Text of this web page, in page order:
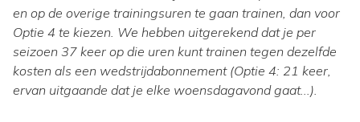
en op de overige trainingsuren te gaan trainen, dan voor
Optie 4 te kiezen. We hebben uitgerekend dat je per
seizoen 37 keer op die uren kunt trainen tegen dezelfde
kosten als een wedstrijdabonnement (Optie 4: 21 keer,
ervan uitgaande dat je elke woensdagavond gaat...).